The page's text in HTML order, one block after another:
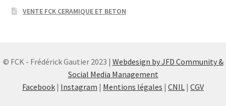
VENTE FCK CERAMIQUE ET BETON
© FCK - Frédérick Gautier 2023 | Webdesign by JFD Community &
Social Media Management
Facebook | Instagram | Mentions légales | CNIL | CGV